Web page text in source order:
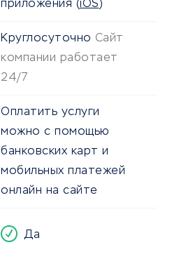
приложения (iOS)
Круглосуточно Сайт
компании работает
24/7
Оплатить услуги
можно с помощью
банковских карт и
мобильных платежей
онлайн на сайте
Да